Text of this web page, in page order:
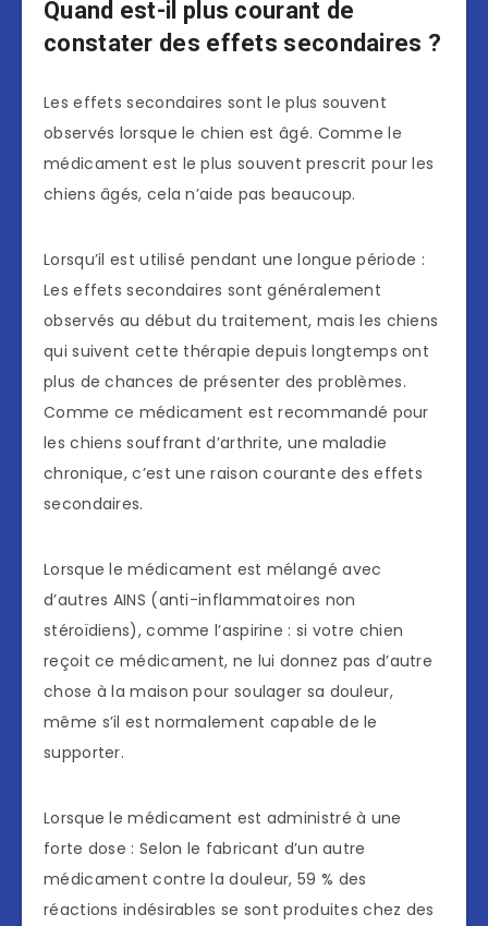
Quand est-il plus courant de
constater des effets secondaires ?
Les effets secondaires sont le plus souvent
observés lorsque le chien est âgé. Comme le
médicament est le plus souvent prescrit pour les
chiens âgés, cela n’aide pas beaucoup.
Lorsqu’il est utilisé pendant une longue période :
Les effets secondaires sont généralement
observés au début du traitement, mais les chiens
qui suivent cette thérapie depuis longtemps ont
plus de chances de présenter des problèmes.
Comme ce médicament est recommandé pour
les chiens souffrant d’arthrite, une maladie
chronique, c’est une raison courante des effets
secondaires.
Lorsque le médicament est mélangé avec
d’autres AINS (anti-inflammatoires non
stéroïdiens), comme l’aspirine : si votre chien
reçoit ce médicament, ne lui donnez pas d’autre
chose à la maison pour soulager sa douleur,
même s’il est normalement capable de le
supporter.
Lorsque le médicament est administré à une
forte dose : Selon le fabricant d’un autre
médicament contre la douleur, 59 % des
réactions indésirables se sont produites chez des